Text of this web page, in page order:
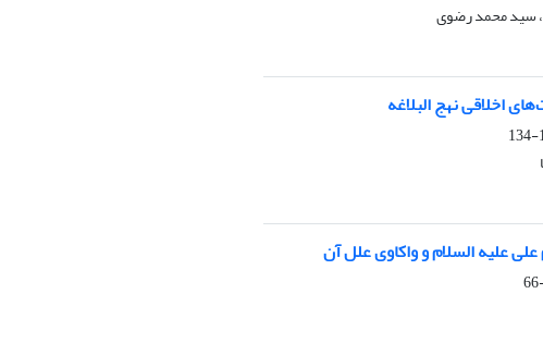
سید محمد رضوی
اخلاقی نهج البلاغه
علیه السلام و واکاوی علل آن